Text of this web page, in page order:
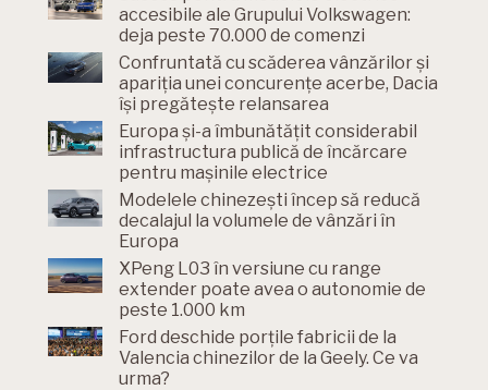
accesibile ale Grupului Volkswagen:
deja peste 70.000 de comenzi
Confruntată cu scăderea vânzărilor și
apariția unei concurențe acerbe, Dacia
își pregătește relansarea
Europa și-a îmbunătățit considerabil
infrastructura publică de încărcare
pentru mașinile electrice
Modelele chinezești încep să reducă
decalajul la volumele de vânzări în
Europa
XPeng L03 în versiune cu range
extender poate avea o autonomie de
peste 1.000 km
Ford deschide porțile fabricii de la
Valencia chinezilor de la Geely. Ce va
urma?